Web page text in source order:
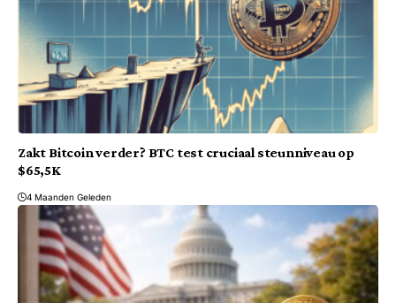
Zakt Bitcoin verder? BTC test cruciaal steunniveau op
$65,5K
4 Maanden Geleden